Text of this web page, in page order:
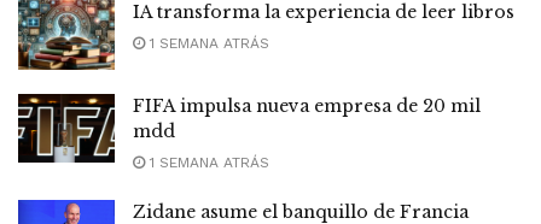
IA transforma la experiencia de leer libros
1 SEMANA ATRÁS
FIFA impulsa nueva empresa de 20 mil
mdd
1 SEMANA ATRÁS
Zidane asume el banquillo de Francia